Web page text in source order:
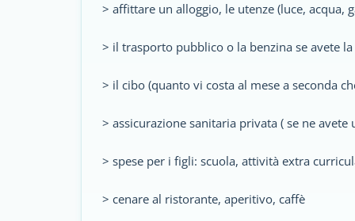
> affittare un alloggio, le utenze (luce, acqua,
> il trasporto pubblico o la benzina se avete
> il cibo (quanto vi costa al mese a seconda
> assicurazione sanitaria privata ( se ne avete
> spese per i figli: scuola, attività extra
> cenare al ristorante, aperitivo, caffè